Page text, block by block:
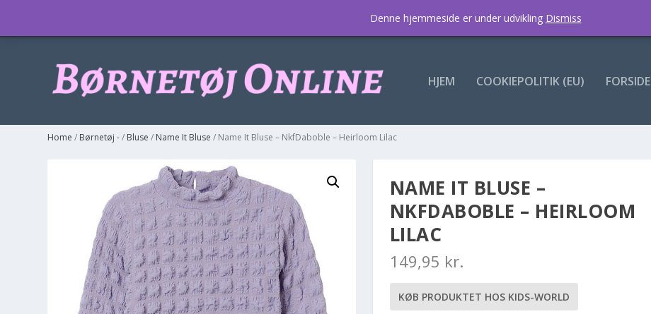
HJEM COOKIEPOLITIK (EU) FORSIDE
Home / Børnetøj -/ Bluse / Name It Bluse / Name It Bluse – NkfDaboble – Heirloom Lilac
NAME IT BLUSE –
NKFDABOBLE – HEIRLOOM
LILAC
149,95 kr.
KØB PRODUKTET HOS KIDS-WORLD
Denne hjemmeside er under udvikling Dismiss